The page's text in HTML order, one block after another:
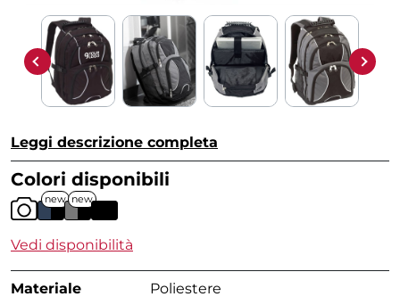
Leggi descrizione completa
Colori disponibili
new new
Vedi disponibilità
Materiale Poliestere